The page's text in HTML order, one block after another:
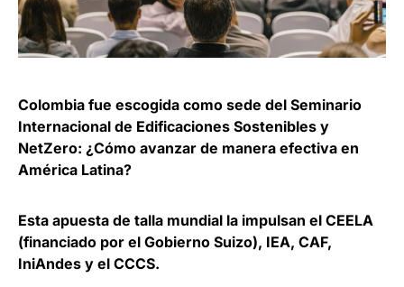
Colombia fue escogida como sede del Seminario
Internacional de Edificaciones Sostenibles y
NetZero: ¿Cómo avanzar de manera efectiva en
América Latina?
Esta apuesta de talla mundial la impulsan el CEELA
(financiado por el Gobierno Suizo), IEA, CAF,
IniAndes y el CCCS.